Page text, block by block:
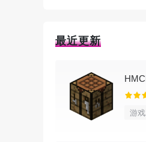
12、翻译成26种
繁体）、克罗地亚语
语、罗马尼亚语、俄
最近更新
游